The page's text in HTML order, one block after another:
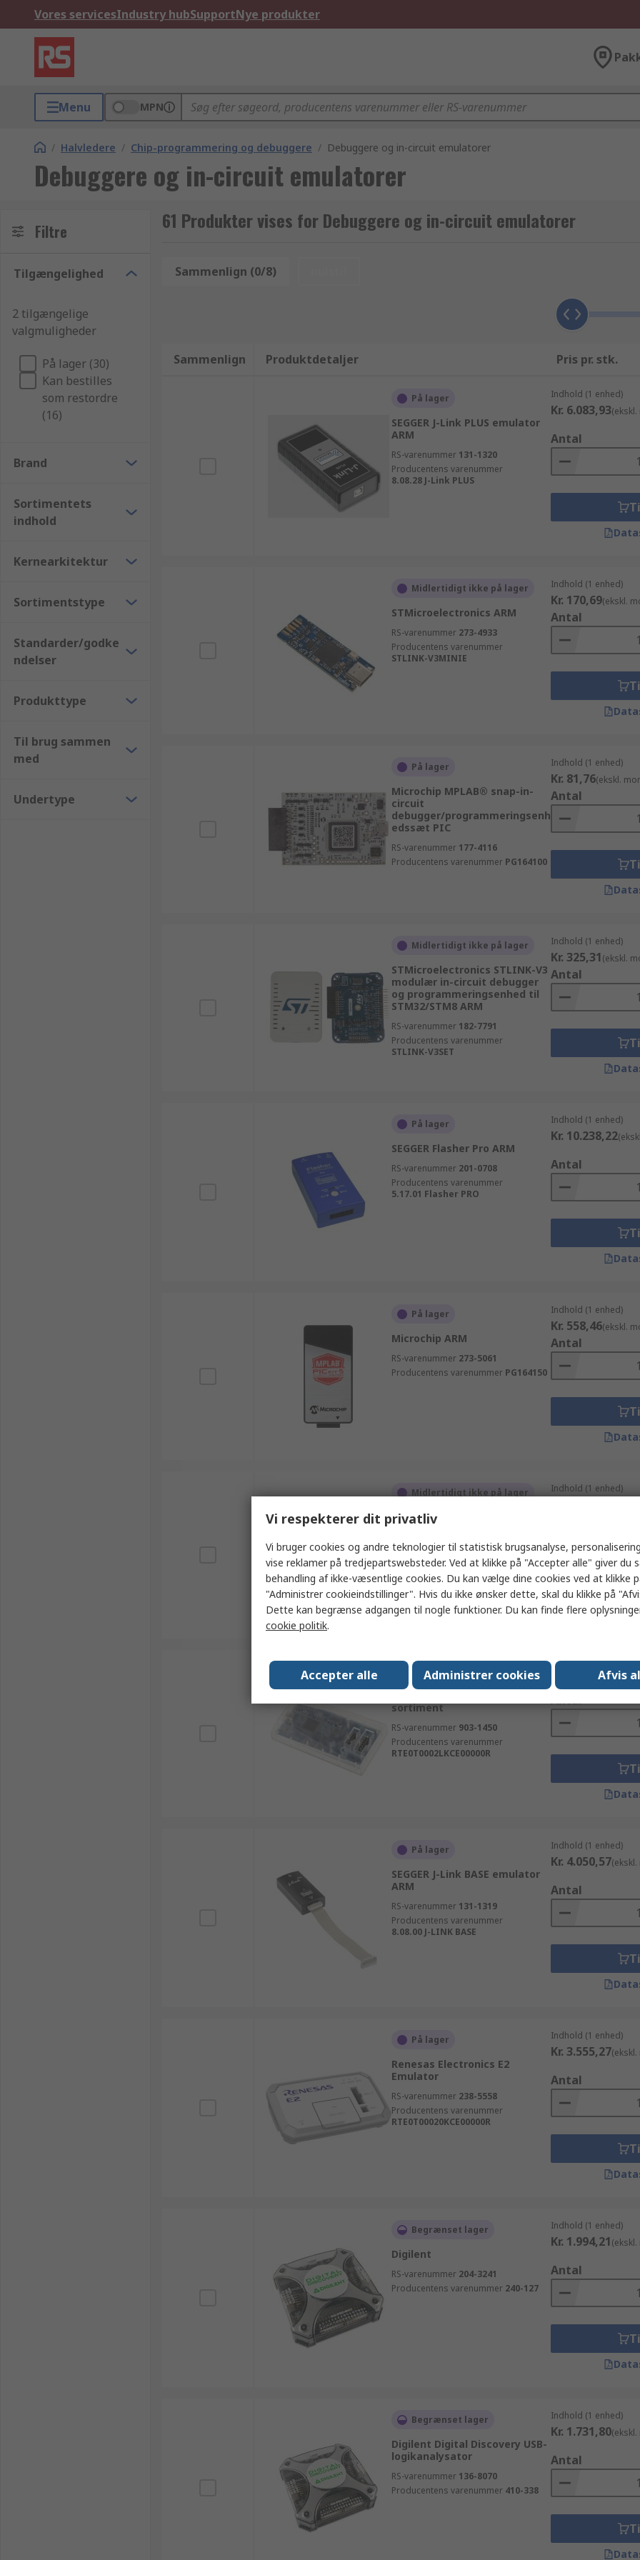
Vores servicesIndustry hubSupportNye produkter
Menu MPN
/ Halvledere / Chip-programmering og debuggere / Debuggere og in-circuit emulatorer
Debuggere og in-circuit emulatorer
Filtre
Tilgængelighed
2 tilgængelige
valgmuligheder
På lager (30)
Kan bestilles
som restordre
(16)
Brand
Sortimentets
indhold
Kernearkitektur
Sortimentstype
Standarder/godke
ndelser
Produkttype
Til brug sammen
med
Undertype
61 Produkter vises for Debuggere og in-circuit emulatorer
Sammenlign (0/8)
Sammenlign Produktdetaljer Pris pr. stk.
På lager
SEGGER J-Link PLUS emulator
ARM
RS-varenummer 131-1320
Producentens varenummer
8.08.28 J-Link PLUS
Indhold (1 enhed)
Kr. 6.083,93
Antal
Midlertidigt ikke på lager
STMicroelectronics ARM
RS-varenummer 273-4933
Producentens varenummer
STLINK-V3MINIE
Indhold (1 enhed)
Kr. 170,69(ekskl.
Antal
På lager
Microchip MPLAB® snap-in-
circuit
debugger/programmeringsenh
edssæt PIC
RS-varenummer 177-4116
Producentens varenummer PG164100
Indhold (1 enhed)
Kr. 81,76(ekskl.
Antal
Midlertidigt ikke på lager
STMicroelectronics STLINK-V3
modulær in-circuit debugger
og programmeringsenhed til
STM32/STM8 ARM
RS-varenummer 182-7791
Producentens varenummer
STLINK-V3SET
Indhold (1 enhed)
Kr. 325,31(ekskl.
Antal
På lager
SEGGER Flasher Pro ARM
RS-varenummer 201-0708
Producentens varenummer
5.17.01 Flasher PRO
Indhold (1 enhed)
Kr. 10.238,22
Antal
På lager
Microchip ARM
RS-varenummer 273-5061
Producentens varenummer PG164150
Indhold (1 enhed)
Kr. 558,46(ekskl.
Antal
Midlertidigt ikke på lager
FTDI Chip UMFT4222PROG-IC
Producentens varenummer
UMFTPD3A
Indhold (1 enhed)
På lager
sortiment
RS-varenummer 903-1450
Producentens varenummer
RTE0T0002LKCE00000R
Indhold (1 enhed)
Kr. 478,44
Antal
På lager
SEGGER J-Link BASE emulator
ARM
RS-varenummer 131-1319
Producentens varenummer
8.08.00 J-LINK BASE
Indhold (1 enhed)
Kr. 4.050,57(ekskl.
Antal
På lager
Renesas Electronics E2
Emulator
RS-varenummer 238-5558
Producentens varenummer
RTE0T00020KCE00000R
Indhold (1 enhed)
Kr. 3.555,27(ekskl.
Antal
Begrænset lager
Digilent
RS-varenummer 204-3241
Producentens varenummer 240-127
Indhold (1 enhed)
Kr. 1.994,21
Antal
Begrænset lager
Digilent Digital Discovery USB-
logikanalysator
RS-varenummer 136-8070
Producentens varenummer 410-338
Indhold (1 enhed)
Kr. 1.731,80(ekskl.
Antal
Vi respekterer dit privatliv
Vi bruger cookies og andre teknologier til statistisk brugsanalyse,
vise reklamer på tredjepartswebsteder. Ved at klikke på "Accepter alle" giver du
behandling af ikke-væsentlige cookies. Du kan vælge dine cookies ved at klikke
"Administrer cookieindstillinger". Hvis du ikke ønsker dette, skal du klikke på
Dette kan begrænse adgangen til nogle funktioner. Du kan finde flere
cookie politik.
Accepter alle Administrer cookies Afvis